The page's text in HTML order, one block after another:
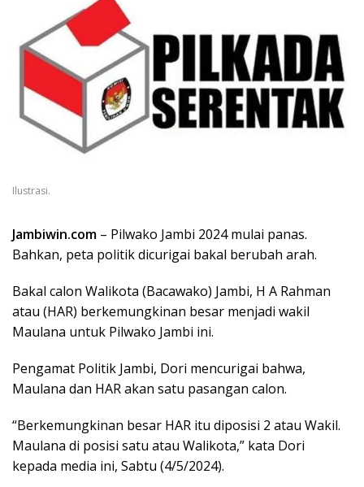
Ilustrasi.
Jambiwin.com – Pilwako Jambi 2024 mulai panas.
Bahkan, peta politik dicurigai bakal berubah arah.
Bakal calon Walikota (Bacawako) Jambi, H A Rahman
atau (HAR) berkemungkinan besar menjadi wakil
Maulana untuk Pilwako Jambi ini.
Pengamat Politik Jambi, Dori mencurigai bahwa,
Maulana dan HAR akan satu pasangan calon.
“Berkemungkinan besar HAR itu diposisi 2 atau Wakil.
Maulana di posisi satu atau Walikota,” kata Dori
kepada media ini, Sabtu (4/5/2024).